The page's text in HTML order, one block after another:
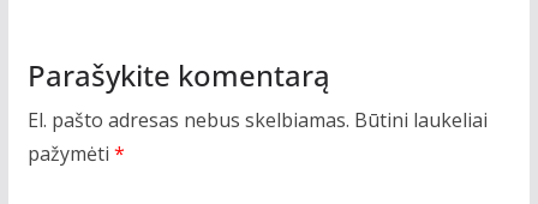
Parašykite komentarą
El. pašto adresas nebus skelbiamas. Būtini laukeliai
pažymėti *